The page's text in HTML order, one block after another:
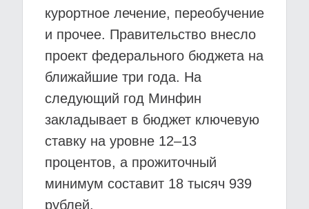
курортное лечение, переобучение
и прочее. Правительство внесло
проект федерального бюджета на
ближайшие три года. На
следующий год Минфин
закладывает в бюджет ключевую
ставку на уровне 12–13
процентов, а прожиточный
минимум составит 18 тысяч 939
рублей.